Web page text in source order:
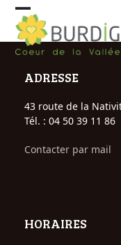
Skip
content
Open
mobile
menu
Close
mobile
menu
ADRESSE
43 route de la
Tél. : 04 50 39 11 86
Contacter par mail
HORAIRES